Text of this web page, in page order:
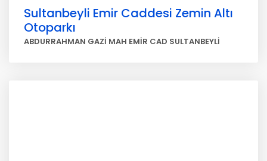
Sultanbeyli Emir Caddesi Zemin Altı
Otoparkı
ABDURRAHMAN GAZİ MAH EMİR CAD SULTANBEYLİ